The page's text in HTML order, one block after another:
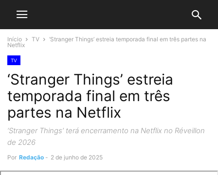
Início TV
‘Stranger Things’ estreia temporada final em três partes na
Netflix
TV
‘Stranger Things’ estreia
temporada final em três
partes na Netflix
‘Stranger Things’ terá encerramento na Netflix no Réveillon
de 2026
Por Redação - 2 de junho de 2025